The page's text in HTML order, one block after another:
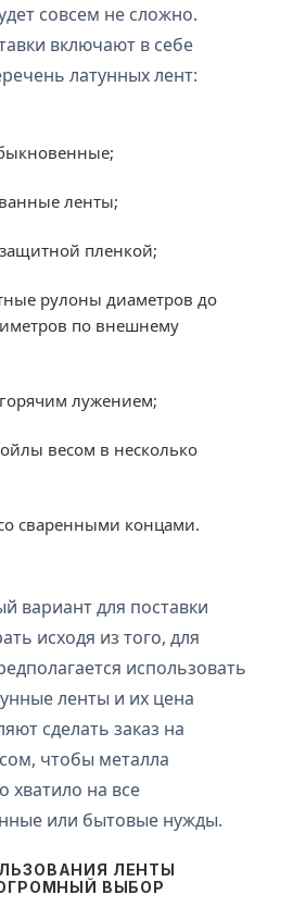
совсем не сложно.
включают в себе
латунных лент:
ленты;
пленкой;
рулоны диаметров до
по внешнему
лужением;
весом в несколько
сваренными концами.
вариант для поставки
исходя из того, для
использовать
ленты и их цена
сделать заказ на
чтобы металла
хватило на все
или бытовые нужды.
ЛЕНТЫ
ВЫБОР